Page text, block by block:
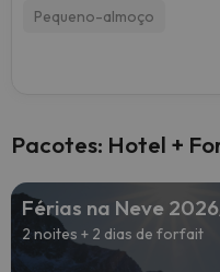
Pequeno-almoço
Pacotes: Hotel +
Férias na Neve
2 noites + 2 dias de forfait